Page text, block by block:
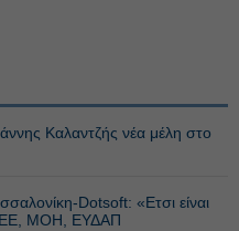
Καλαντζής νέα μέλη στο
Dotsoft: «Ετσι είναι
EEE, ΜΟΗ, ΕΥΔΑΠ